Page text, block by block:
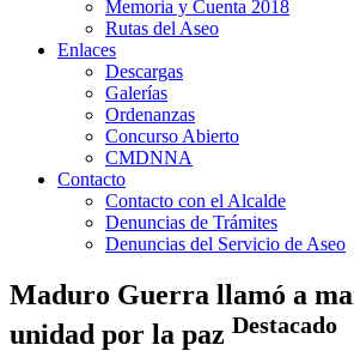
Memoria y Cuenta 2018
Rutas del Aseo
Enlaces
Descargas
Galerías
Ordenanzas
Concurso Abierto
CMDNNA
Contacto
Contacto con el Alcalde
Denuncias de Trámites
Denuncias del Servicio de Aseo
Maduro Guerra llamó a
unidad por la paz Destacado